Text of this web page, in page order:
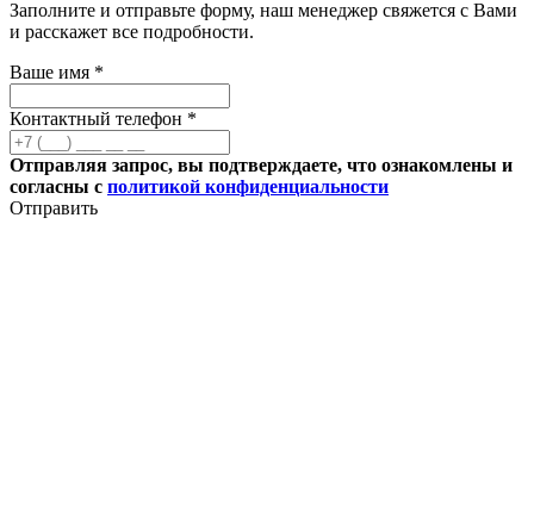
Заполните и отправьте форму, наш менеджер свяжется с Вами
и расскажет все подробности.
Ваше имя *
Контактный телефон *
Отправляя запрос, вы подтверждаете, что ознакомлены и
согласны с политикой конфиденциальности
Отправить